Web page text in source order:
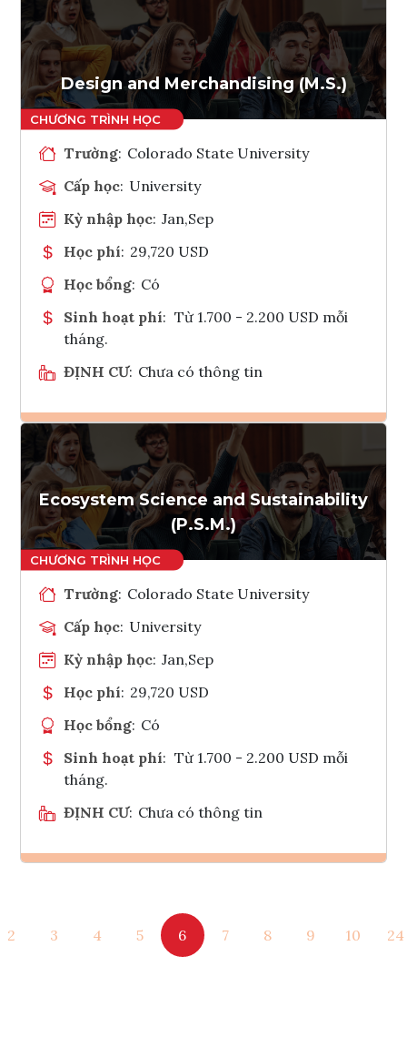
Ghi danh
Tham vấn Interlink
Design and Merchandising (M.S.)
Trường: Colorado State University
Cấp học: University
Kỳ nhập học: Jan,Sep
Học phí: 29,720 USD
Học bổng: Có
Sinh hoạt phí: Từ 1.700 - 2.200 USD mỗi
tháng.
ĐỊNH CƯ: Chưa có thông tin
Ghi danh
Tham vấn Interlink
Ecosystem Science and Sustainability
(P.S.M.)
Trường: Colorado State University
Cấp học: University
Kỳ nhập học: Jan,Sep
Học phí: 29,720 USD
Học bổng: Có
Sinh hoạt phí: Từ 1.700 - 2.200 USD mỗi
tháng.
ĐỊNH CƯ: Chưa có thông tin
Tham vấn Interlink
2 3 4 5 6 7 8 9 10 24